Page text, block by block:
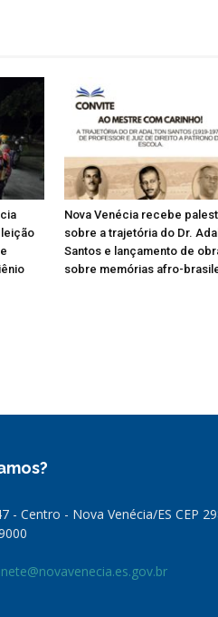
Nova Venécia recebe
sobre a trajetória do Dr.
Santos e lançamento de
sobre memórias afro-
- Centro - Nova Venécia/ES CEP